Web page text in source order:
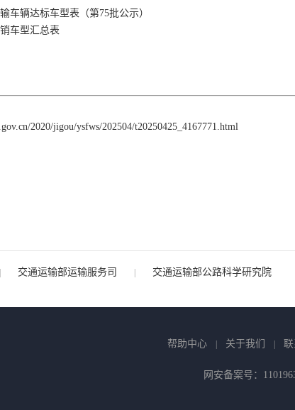
车辆达标车型表（第75批公示）
型汇总表
2020/jigou/ysfws/202504/t20250425_4167771.html
交通运输部运输服务司 交通运输部公路科学研究院
帮助中心 关于我们 联
网安备案号：